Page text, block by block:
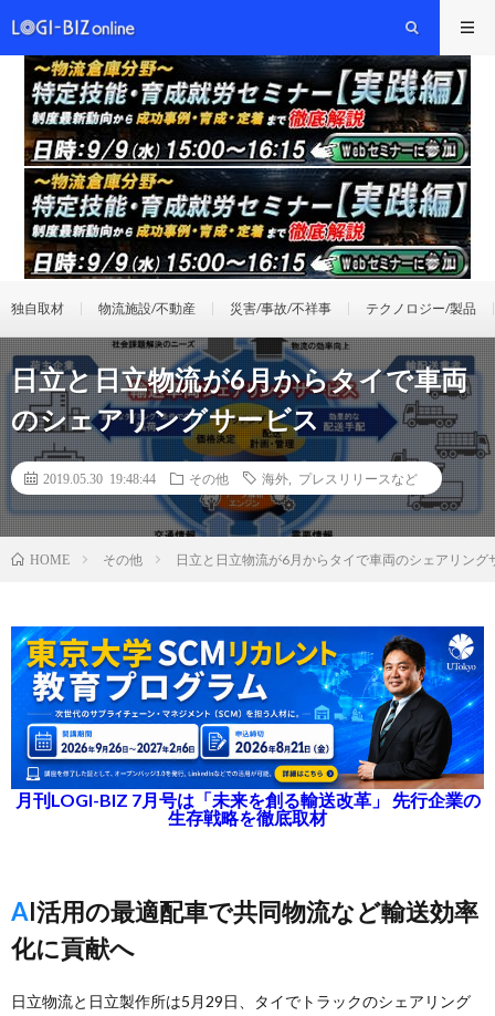
独自取材 物流施設/不動産 災害/事故/不祥事 テクノロジー/製品
日立と日立物流が6月からタイで車両
のシェアリングサービス
2019.05.30 19:48:44 その他 海外 プレスリリースなど
HOME その他 日立と日立物流が6月からタイで車両のシェアリング
月刊LOGI-BIZ 7月号は「未来を創る輸送改革」 先行企業の
生存戦略を徹底取材
AI活用の最適配車で共同物流など輸送効率
化に貢献へ
日立物流と日立製作所は5月29日、タイでトラックのシェアリング